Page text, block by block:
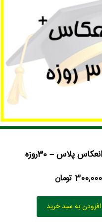
پلاس – 30روزه
300,000 تومان
افزودن به سبد خرید